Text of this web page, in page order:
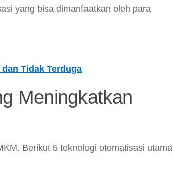
yang bisa dimanfaatkan oleh para
Tidak Terduga
Meningkatkan
Berikut 5 teknologi otomatisasi utama